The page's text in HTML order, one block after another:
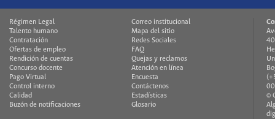
Régimen Legal
Talento humano
Contratación
Ofertas de empleo
Rendición de cuentas
Concurso docente
Pago Virtual
Control interno
Calidad
Buzón de notificaciones
Correo institucional
Mapa del sitio
Redes Sociales
FAQ
Quejas y reclamos
Atención en línea
Encuesta
Contáctenos
Estadísticas
Glosario
©